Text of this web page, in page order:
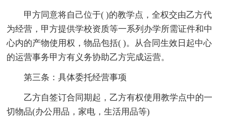
甲方同意将自己位于( )的教学点，全权交由乙方代
为经营，甲方提供学校资质等一系列办学所需证件和中
心内的产物使用权，物品包括( )。从合同生效日起中心
的运营事务甲方有义务协助乙方完成运营。
第三条：具体委托经营事项
乙方自签订合同期起，乙方有权使用教学点中的一
切物品(办公用品，家电，生活用品等)